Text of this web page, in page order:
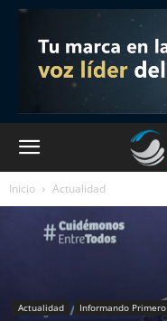
Inicio Actualidad
Actualidad Informando Primero